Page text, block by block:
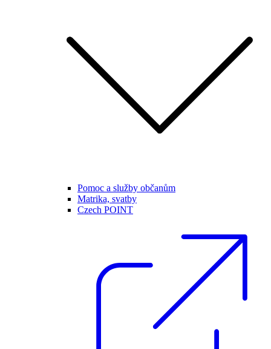
Pomoc a služby občanům
Matrika, svatby
Czech POINT